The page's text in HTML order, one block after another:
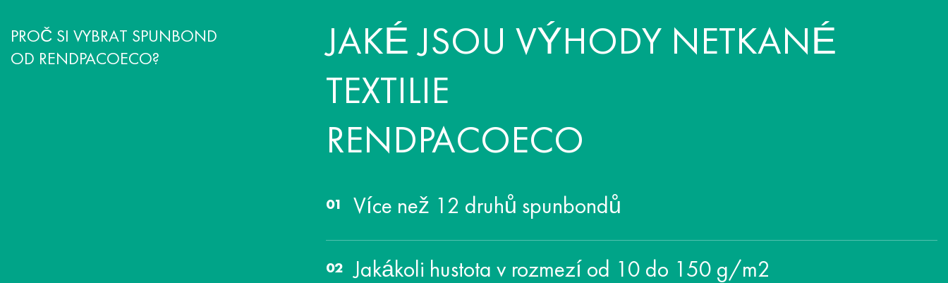
PROČ SI VYBRAT SPUNBOND
OD RENDPACOECO?
JAKÉ JSOU VÝHODY NETKANÉ
TEXTILIE
RENDPACOECO
Více než 12 druhů spunbondů
Jakákoli hustota v rozmezí od 10 do 150 g/m2